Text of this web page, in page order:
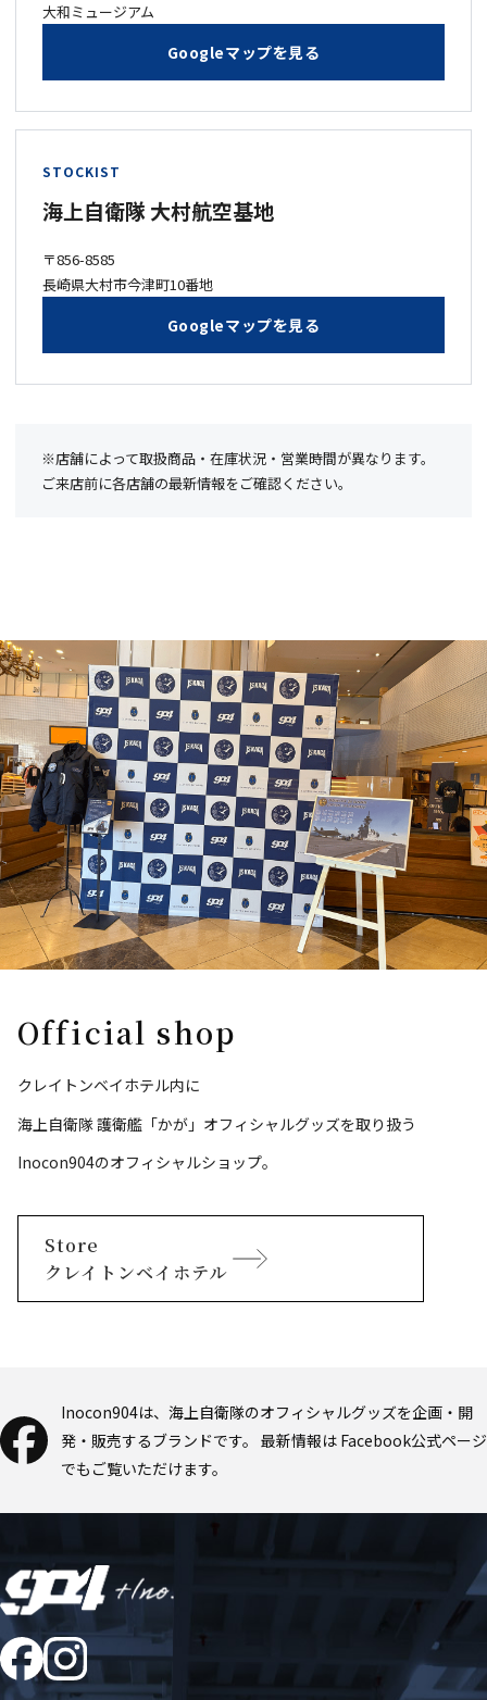
大和ミュージアム
Googleマップを見る
STOCKIST
海上自衛隊 大村航空基地
〒856-8585
長崎県大村市今津町10番地
Googleマップを見る
※店舗によって取扱商品・在庫状況・営業時間が異なります。
ご来店前に各店舗の最新情報をご確認ください。
Official shop
クレイトンベイホテル内に
海上自衛隊 護衛艦「かが」オフィシャルグッズを取り扱う
Inocon904のオフィシャルショップ。
Store
クレイトンベイホテル
Inocon904は、海上自衛隊のオフィシャルグッズを企画・開
発・販売するブランドです。 最新情報は Facebook公式ページ
でもご覧いただけます。